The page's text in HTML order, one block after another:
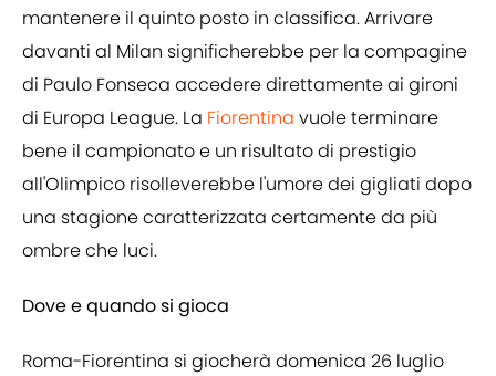
mantenere il quinto posto in classifica. Arrivare
davanti al Milan significherebbe per la compagine
di Paulo Fonseca accedere direttamente ai gironi
di Europa League. La Fiorentina vuole terminare
bene il campionato e un risultato di prestigio
all'Olimpico risolleverebbe l'umore dei gigliati dopo
una stagione caratterizzata certamente da più
ombre che luci.
Dove e quando si gioca
Roma-Fiorentina si giocherà domenica 26 luglio